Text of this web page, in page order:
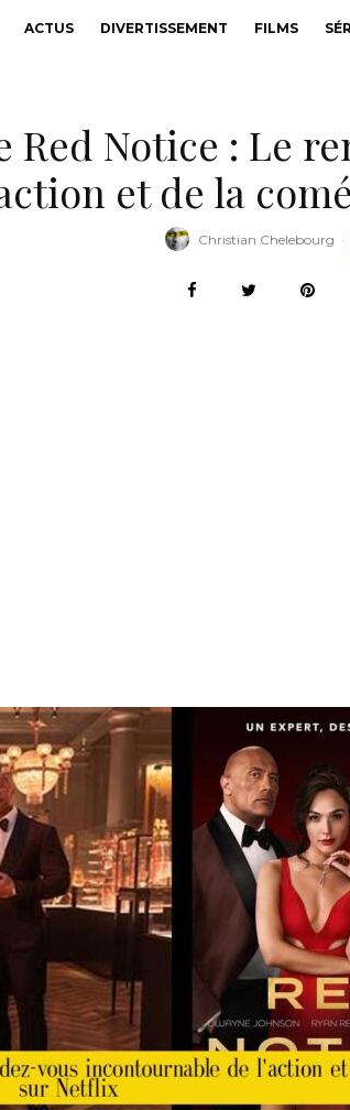
ACTUS DIVERTISSEMENT FILMS
Red Notice : Le
et de la
Christian Chelebourg ·